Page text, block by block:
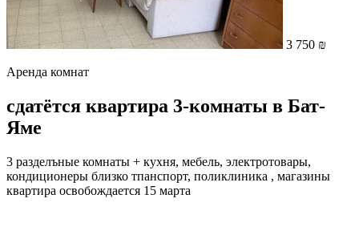
3 750 ₪
Аренда комнат
сдатётся квартира 3-комнаты в Бат-
Яме
3 разделъные комнаты + кухня, мебель, электротовары,
кондиционеры близко тпанспорт, поликлиника , магазины
квартира освобождается 15 марта